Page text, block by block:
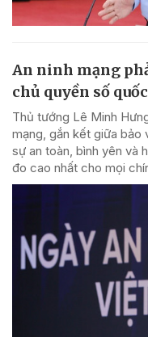
An ninh mạng
chủ quyền số
Thủ tướng Lê Minh
mạng, gắn kết giữa bảo
sự an toàn, bình yên và
đo cao nhất cho mọi